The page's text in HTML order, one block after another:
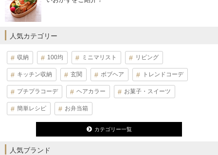
人気カテゴリー
収納 100均 ミニマリスト リビング
キッチン収納 玄関 ボブヘア トレンドコーデ
プチプラコーデ ヘアカラー お菓子・スイーツ
簡単レシピ お弁当箱
カテゴリー一覧
人気ブランド